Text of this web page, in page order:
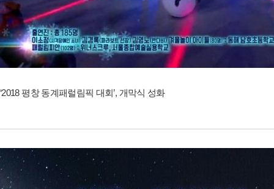
‘2018 평창 동계패럴림픽 대회’, 개막식 성화